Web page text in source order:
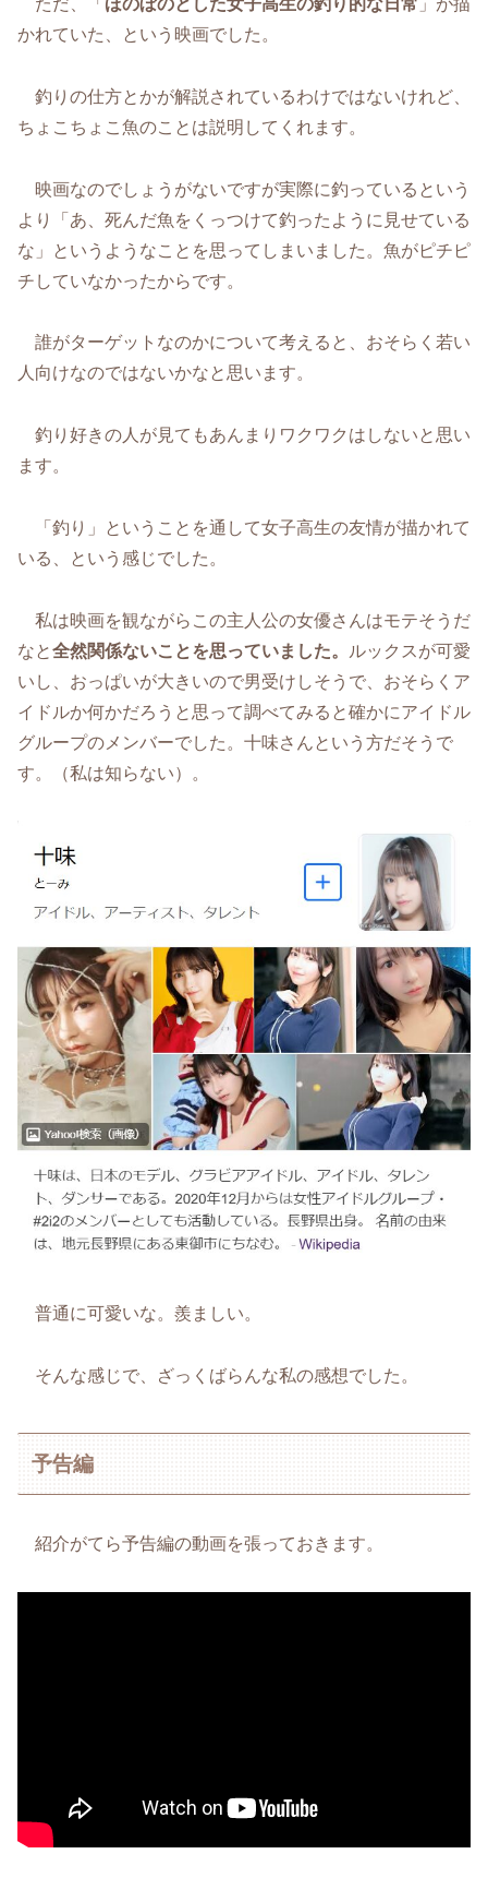
ただ、「 ほのぼのとした女子高生の釣り的な日常 」が描
かれていた、という映画でした。
釣りの仕方とかが解説されているわけではないけれど、
ちょこちょこ魚のことは説明してくれます。
映画なのでしょうがないですが実際に釣っているという
より「あ、死んだ魚をくっつけて釣ったように見せている
な」というようなことを思ってしまいました。魚がピチピ
チしていなかったからです。
誰がターゲットなのかについて考えると、おそらく若い
人向けなのではないかなと思います。
釣り好きの人が見てもあんまりワクワクはしないと思い
ます。
「釣り」ということを通して女子高生の友情が描かれて
いる、という感じでした。
私は映画を観ながらこの主人公の女優さんはモテそうだ
なと全然関係ないことを思っていました。
ルックスが可愛
いし、おっぱいが大きいので男受けしそうで、おそらくア
イドルか何かだろうと思って調べてみると確かにアイドル
グループのメンバーでした。十味さんという方だそうで
す。（私は知らない）。
普通に可愛いな。羨ましい。
そんな感じで、ざっくばらんな私の感想でした。
予告編
紹介がてら予告編の動画を張っておきます。